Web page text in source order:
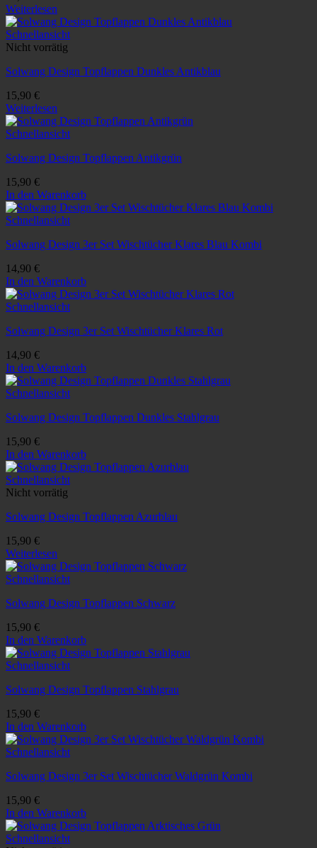
Weiterlesen
Schnellansicht
Nicht vorrätig
Solwang Design Topflappen Dunkles Antikblau
15,90 €
Weiterlesen
Schnellansicht
Solwang Design Topflappen Antikgrün
15,90 €
In den Warenkorb
Schnellansicht
Solwang Design 3er Set Wischtücher Klares Blau Kombi
14,90 €
In den Warenkorb
Schnellansicht
Solwang Design 3er Set Wischtücher Klares Rot
14,90 €
In den Warenkorb
Schnellansicht
Solwang Design Topflappen Dunkles Stahlgrau
15,90 €
In den Warenkorb
Schnellansicht
Nicht vorrätig
Solwang Design Topflappen Azurblau
15,90 €
Weiterlesen
Schnellansicht
Solwang Design Topflappen Schwarz
15,90 €
In den Warenkorb
Schnellansicht
Solwang Design Topflappen Stahlgrau
15,90 €
In den Warenkorb
Schnellansicht
Solwang Design 3er Set Wischtücher Waldgrün Kombi
15,90 €
In den Warenkorb
Schnellansicht